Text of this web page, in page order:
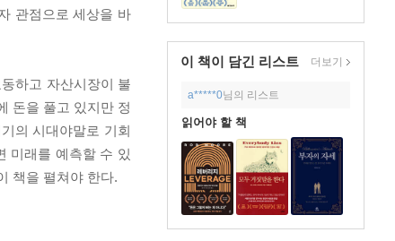
이 책이 담긴 리스트 더보기
a*****0님의 리스트
읽어야 할 책
관점으로 세상을 바
하고 자산시장이 불
돈을 풀고 있지만 정
의 시대야말로 기회
미래를 예측할 수 있
책을 펼쳐야 한다.